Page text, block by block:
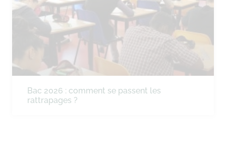
Bac 2026 : comment se passent les
rattrapages ?